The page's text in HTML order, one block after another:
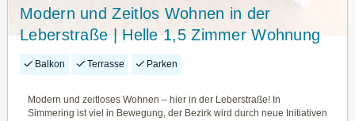
Modern und Zeitlos Wohnen in der
Leberstraße | Helle 1,5 Zimmer Wohnung
mit Loggia
Balkon Terrasse Parken
Modern und zeitloses Wohnen – hier in der Leberstraße! In
Simmering ist viel in Bewegung, der Bezirk wird durch neue Initiativen